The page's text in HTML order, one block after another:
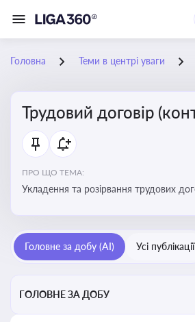
Головна Теми в центрі уваги
Трудовий договір
ПРО ЩО ТЕМА:
Укладення та розірвання трудових
Головне за добу (AI) Усі публікації
ГОЛОВНЕ ЗА ДОБУ